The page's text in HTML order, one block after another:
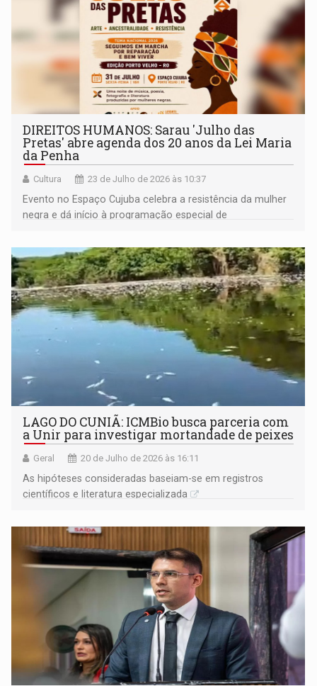
DIREITOS HUMANOS: Sarau 'Julho das
Pretas' abre agenda dos 20 anos da Lei Maria
da Penha
Cultura 23 de Julho de 2026 às 10:37
Evento no Espaço Cujuba celebra a resistência da mulher
negra e dá início à programação especial de
LAGO DO CUNIÃ: ICMBio busca parceria com
a Unir para investigar mortandade de peixes
Geral 20 de Julho de 2026 às 16:11
As hipóteses consideradas baseiam-se em registros
científicos e literatura especializada